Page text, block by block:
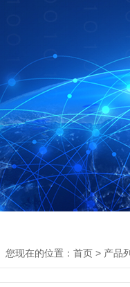
您现在的位置： 首页 > 产品